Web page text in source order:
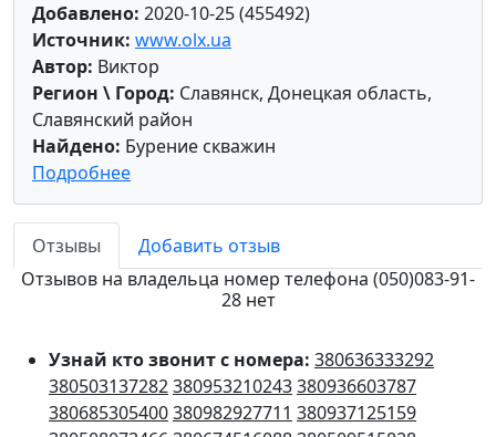
Добавлено: 2020-10-25 (455492)
Источник: www.olx.ua
Автор: Виктор
Регион \ Город: Славянск, Донецкая область,
Славянский район
Найдено: Бурение скважин
Подробнее
Отзывы
Добавить отзыв
Отзывов на владельца номер телефона (050)083-91-
28 нет
Узнай кто звонит с номера: 380636333292
380503137282380953210243380936603787
380685305400380982927711 380937125159